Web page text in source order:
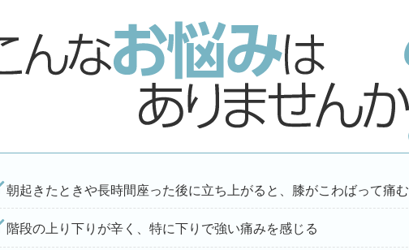
朝起きたときや長時間座った後に立ち上がると、膝がこわばって痛む
階段の上り下りが辛く、特に下りで強い痛みを感じる